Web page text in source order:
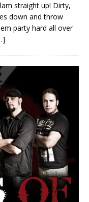
straight up! Dirty,
down and throw
party hard all over